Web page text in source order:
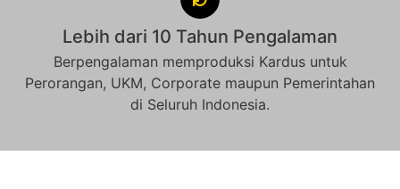
Lebih dari 10 Tahun Pengalaman
Berpengalaman memproduksi Kardus untuk
Perorangan, UKM, Corporate maupun Pemerintahan
di Seluruh Indonesia.